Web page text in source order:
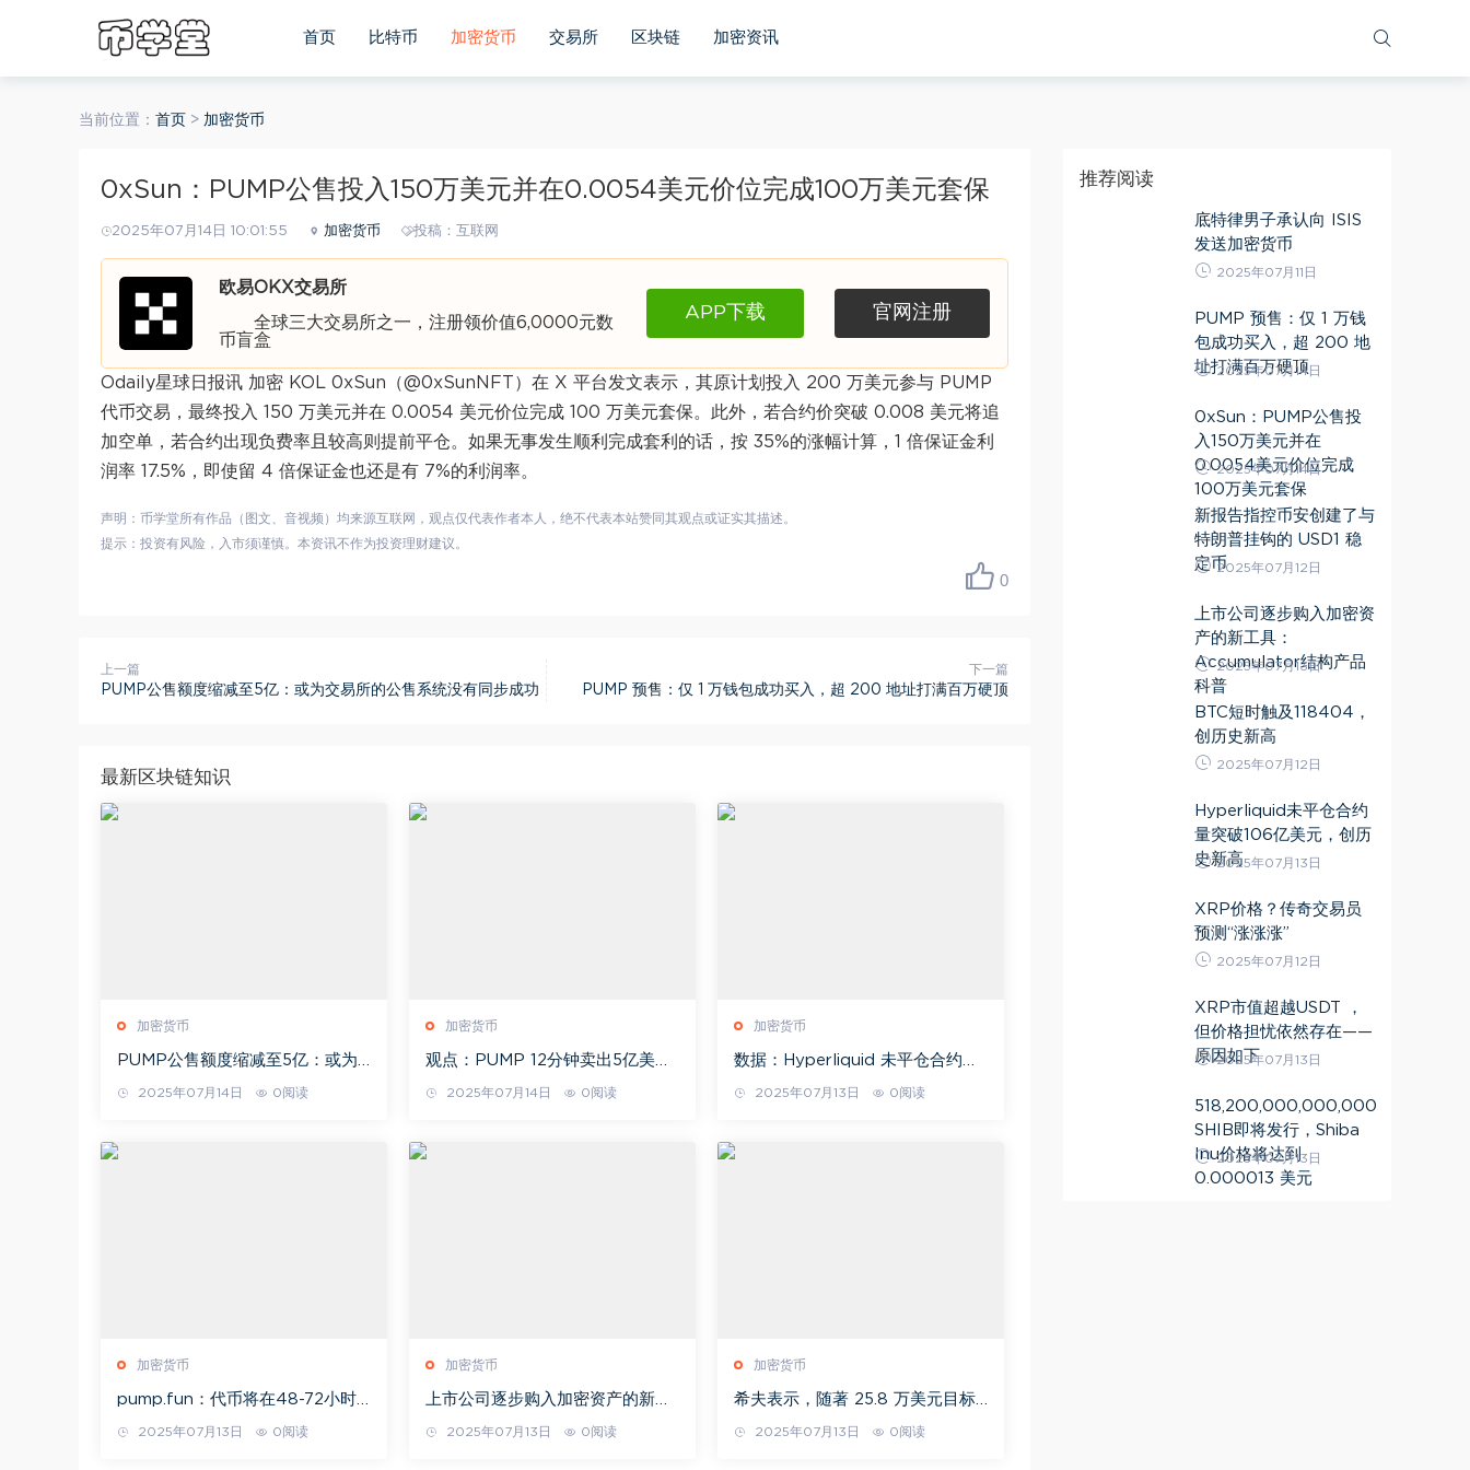
首页 比特币 加密货币 交易所 区块链 加密资讯
当前位置： 首页 > 加密货币
0xSun：PUMP公售投入150万美元并在0.0054美元价位完成100万美元套保
2025年07月14日 10:01:55 加密货币 投稿：互联网
欧易OKX交易所
全球三大交易所之一，注册领价值6,0000元数
币盲盒
APP下载 官网注册
Odaily星球日报讯 加密 KOL 0xSun（@0xSunNFT）在 X 平台发文表示，其原计划投入 200 万美元参与 PUMP
代币交易，最终投入 150 万美元并在 0.0054 美元价位完成 100 万美元套保。此外，若合约价突破 0.008 美元将追
加空单，若合约出现负费率且较高则提前平仓。如果无事发生顺利完成套利的话，按 35%的涨幅计算，1 倍保证金利
润率 17.5%，即使留 4 倍保证金也还是有 7%的利润率。
声明：币学堂所有作品（图文、音视频）均来源互联网，观点仅代表作者本人，绝不代表本站赞同其观点或证实其描述。
提示：投资有风险，入市须谨慎。本资讯不作为投资理财建议。
0
上一篇
PUMP公售额度缩减至5亿：或为交易所的公售系统没有同步成功
下一篇
PUMP 预售：仅 1 万钱包成功买入，超 200 地址打满百万硬顶
最新区块链知识
加密货币
PUMP公售额度缩减至5亿：或为
交易所的公售系统没有同步成功
2025年07月14日 0阅读
加密货币
观点：PUMP 12分钟卖出5亿美元
证明「山寨币未死，只是缺少叙
2025年07月14日 0阅读
加密货币
数据：Hyperliquid 未平仓合约量
突破 106 亿美元创历史新高
2025年07月13日 0阅读
加密货币
pump.fun：代币将在48-72小时
内转给公售参与者，分配阶段暂不
可交易或转让
2025年07月13日 0阅读
加密货币
上市公司逐步购入加密资产的新工
具：Accumulator结构产品科普
2025年07月13日 0阅读
加密货币
希夫表示，随著 25.8 万美元目标
临近，应抛售比特币，换取白银：
《Hodler’s Digest》，7 月 6 日
2025年07月13日 0阅读
推荐阅读
底特律男子承认向 ISIS
发送加密货币
2025年07月11日
PUMP 预售：仅 1 万钱
包成功买入，超 200 地
址打满百万硬顶
2025年07月14日
0xSun：PUMP公售投
入150万美元并在
0.0054美元价位完成
100万美元套保
2025年07月14日
新报告指控币安创建了与
特朗普挂钩的 USD1 稳
定币2025年07月12日
上市公司逐步购入加密资
产的新工具：
Accumulator结构产品
科普
2025年07月13日
BTC短时触及118404，
创历史新高
2025年07月12日
Hyperliquid未平仓合约
量突破106亿美元，创历
史新高
2025年07月13日
XRP价格？传奇交易员
预测“涨涨涨”
2025年07月12日
XRP市值超越USDT ，
但价格担忧依然存在——
原因如下
2025年07月13日
518,200,000,000,000
SHIB即将发行，Shiba
Inu价格将达到
0.000013 美元
2025年07月13日